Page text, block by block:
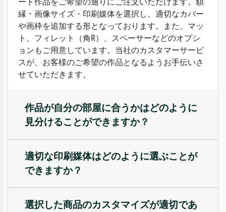
縁・画像サイズ・印刷媒体を選択し、適切なカバー
や画枠を追加する形となっております。また、マッ
ト、フィレット（角R）、スペーサーなどのオプシ
ョンもご用意しています。当社のカスタマーサービ
スが、お客様のご希望の作品となるようお手伝いさ
せていただきます。
作品が自分の部屋に合うかはどのように
見分けることができますか？
適切な印刷媒体はどのように選ぶことが
できますか？
選択した商品のカスタマイズが適切であ